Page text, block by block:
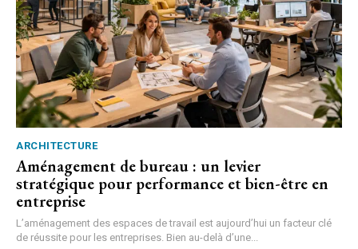
ARCHITECTURE
Aménagement de bureau : un levier
stratégique pour performance et bien-être en
entreprise
L’aménagement des espaces de travail est aujourd’hui un facteur clé
de réussite pour les entreprises. Bien au-delà d’une...